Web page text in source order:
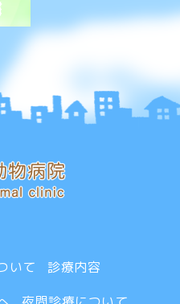
いて
診療内容